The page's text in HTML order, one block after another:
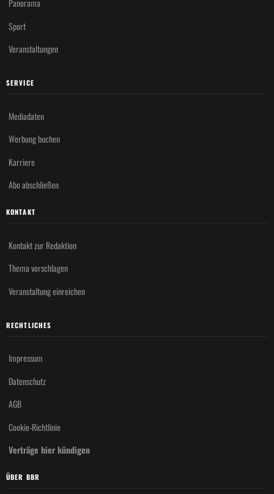
Panorama
Sport
Veranstaltungen
SERVICE
Mediadaten
Werbung buchen
Karriere
Abo abschließen
KONTAKT
Kontakt zur Redaktion
Thema vorschlagen
Veranstaltung einreichen
RECHTLICHES
Impressum
Datenschutz
AGB
Cookie-Richtlinie
Verträge hier kündigen
ÜBER BBR